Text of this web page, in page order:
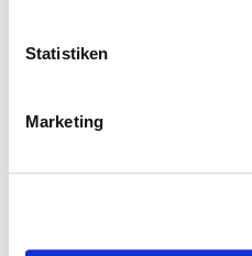
Statistiken
Marketing